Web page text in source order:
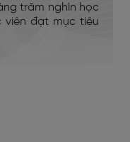
trăm nghìn học
viên đạt mục tiêu